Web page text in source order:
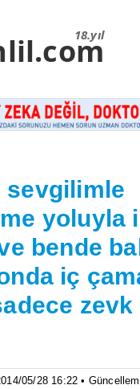
18.yıl
sevgilimle
yoluyla
bende
iç
05/28 16:22 •